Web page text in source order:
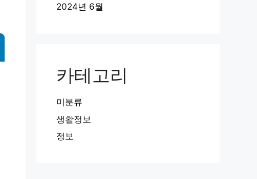
2024년 6월
카테고리
미분류
생활정보
정보